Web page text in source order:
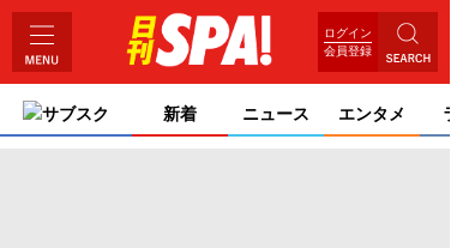
ログイン
会員登録
サブスク 新着 ニュース エンタメ ライ